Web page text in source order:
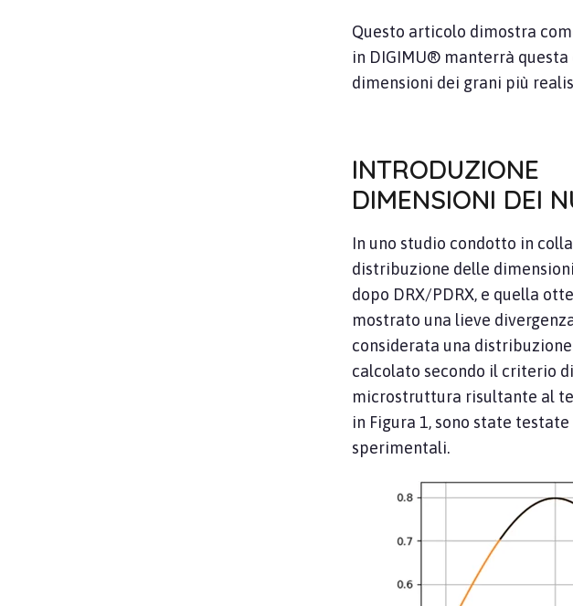
Questo articolo dimostra
in DIGIMU® manterrà
dimensioni dei grani più
DIMENSIONI DEI
In uno studio condotto in
distribuzione delle
dopo DRX/PDRX, e quella
mostrato una lieve
considerata una
calcolato secondo il criterio
microstruttura risultante al
in Figura 1, sono state
sperimentali.